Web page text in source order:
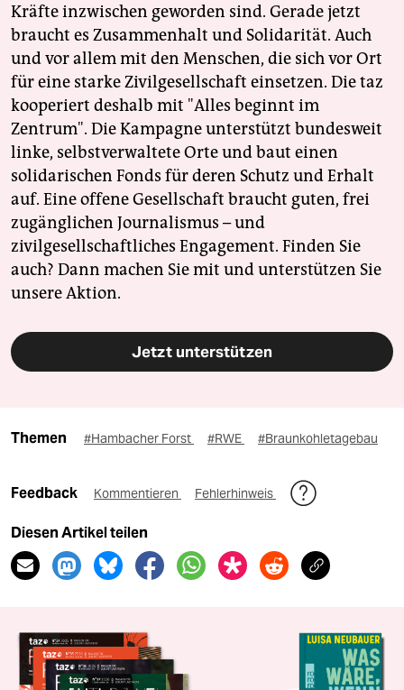
Kräfte inzwischen geworden sind. Gerade jetzt
braucht es Zusammenhalt und Solidarität. Auch
und vor allem mit den Menschen, die sich vor Ort
für eine starke Zivilgesellschaft einsetzen. Die taz
kooperiert deshalb mit "Alles beginnt im
Zentrum". Die Kampagne unterstützt bundesweit
linke, selbstverwaltete Orte und baut einen
solidarischen Fonds für deren Schutz und Erhalt
auf. Eine offene Gesellschaft braucht guten, frei
zugänglichen Journalismus – und
zivilgesellschaftliches Engagement. Finden Sie
auch? Dann machen Sie mit und unterstützen Sie
unsere Aktion.
Jetzt unterstützen
Themen #Hambacher Forst #RWE #Braunkohletagebau
Feedback Kommentieren Fehlerhinweis
Diesen Artikel teilen